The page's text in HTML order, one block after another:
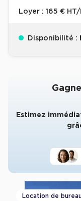
Loyer : 165 €
Disponibilité :
Estimez
Location de